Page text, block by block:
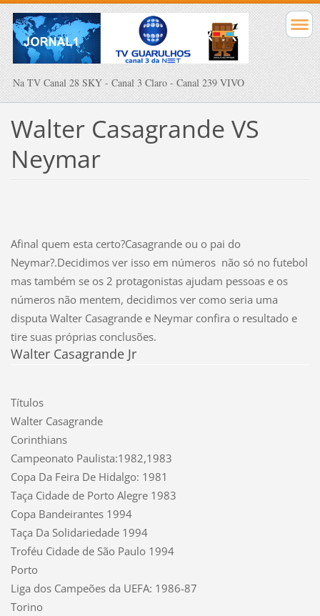
Na TV Canal 28 SKY - Canal 3 Claro - Canal 239 VIVO
Walter Casagrande VS
Neymar
Afinal quem esta certo?Casagrande ou o pai do
Neymar?.Decidimos ver isso em números não só no futebol
mas também se os 2 protagonistas ajudam pessoas e os
números não mentem, decidimos ver como seria uma
disputa Walter Casagrande e Neymar confira o resultado e
tire suas próprias conclusões.
Walter Casagrande Jr
Títulos
Walter Casagrande
Corinthians
Campeonato Paulista:1982,1983
Copa Da Feira De Hidalgo: 1981
Taça Cidade de Porto Alegre 1983
Copa Bandeirantes 1994
Taça Da Solidariedade 1994
Troféu Cidade de São Paulo 1994
Porto
Liga dos Campeões da UEFA: 1986-87
Torino